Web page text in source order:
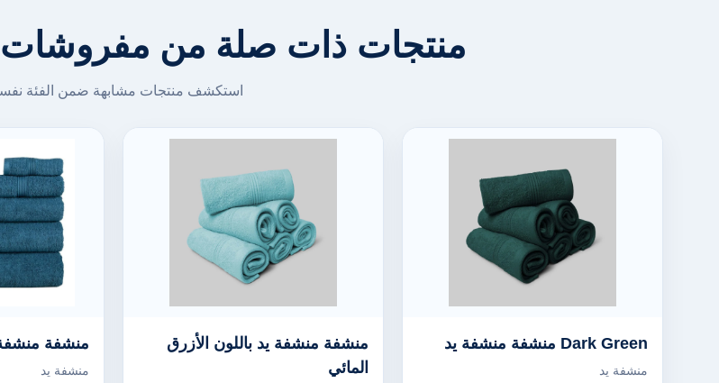
منتجات ذات صلة من مفروشات
استكشف منتجات مشابهة ضمن الفئة
Dark Green منشفة منشفة يد
منشفة يد
منشفة منشفة يد باللون الأزرق
المائي
منشفة منشفة
منشفة يد